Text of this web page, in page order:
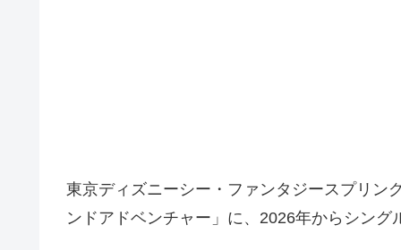
東京ディズニーシー・ファンタジースプリン
ンドアドベンチャー」に、2026年からシン